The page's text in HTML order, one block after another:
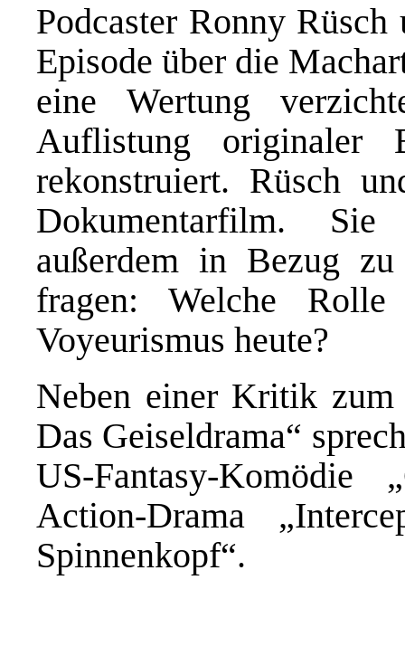
Podcaster Ronny
Episode über die
eine Wertung
Auflistung originaler
rekonstruiert. Rüsch
Dokumentarfilm.
außerdem in Bezug zu
fragen: Welche
Voyeurismus heute?
Neben einer Kritik
Das Geiseldrama“
US-Fantasy-Komödie
Action-Drama
Spinnenkopf“.